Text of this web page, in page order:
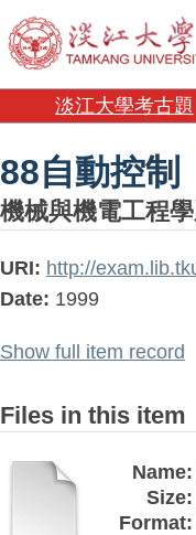
88自動控制
淡江大學考古題
88自動控制
機械與機電工程
URI: http://
Date: 1999
Show full item record
Files in this item
Name:
Size:
Format: